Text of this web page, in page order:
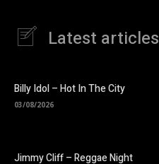
Latest articles
Billy Idol – Hot In The City
03/08/2026
Jimmy Cliff – Reggae Night